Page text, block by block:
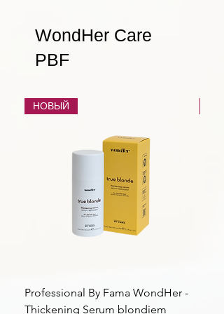
WondHer Care
PBF
НОВЫЙ
Professional By Fama WondHer -
Thickening Serum blondiem